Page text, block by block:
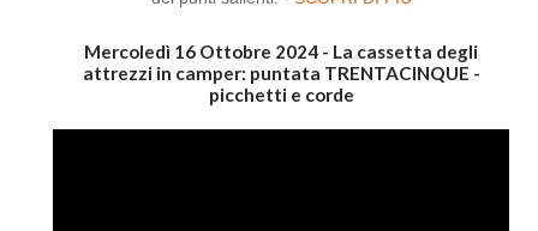
Mercoledì 16 Ottobre 2024 - La cassetta degli
attrezzi in camper: puntata TRENTACINQUE -
picchetti e corde